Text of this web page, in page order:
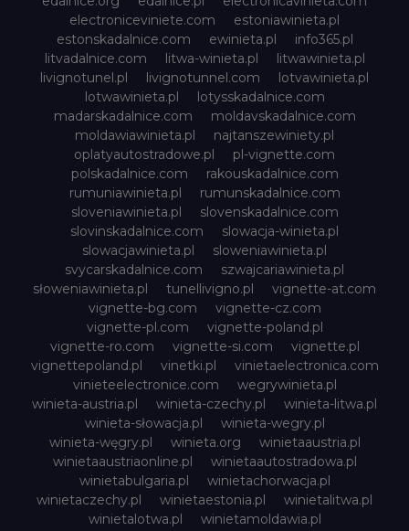
electroniceviniete.com
estoniawinieta.pl
estonskadalnice.com
ewinieta.pl
info365.pl
litvadalnice.com
litwa-winieta.pl
litwawinieta.pl
livignotunel.pl
livignotunnel.com
lotvawinieta.pl
lotwawinieta.pl
lotysskadalnice.com
madarskadalnice.com
moldavskadalnice.com
moldawiawinieta.pl
najtanszewiniety.pl
oplatyautostradowe.pl
pl-vignette.com
polskadalnice.com
rakouskadalnice.com
rumuniawinieta.pl
rumunskadalnice.com
sloveniawinieta.pl
slovenskadalnice.com
slovinskadalnice.com
slowacja-winieta.pl
slowacjawinieta.pl
sloweniawinieta.pl
svycarskadalnice.com
szwajcariawinieta.pl
słoweniawinieta.pl
tunellivigno.pl
vignette-at.com
vignette-bg.com
vignette-cz.com
vignette-pl.com
vignette-poland.pl
vignette-ro.com
vignette-si.com
vignette.pl
vignettepoland.pl
vinetki.pl
vinietaelectronica.com
vinieteelectronice.com
wegrywinieta.pl
winieta-austria.pl
winieta-czechy.pl
winieta-litwa.pl
winieta-słowacja.pl
winieta-wegry.pl
winieta-węgry.pl
winieta.org
winietaaustria.pl
winietaaustriaonline.pl
winietaautostradowa.pl
winietabulgaria.pl
winietachorwacja.pl
winietaczechy.pl
winietaestonia.pl
winietalitwa.pl
winietalotwa.pl
winietamoldawia.pl